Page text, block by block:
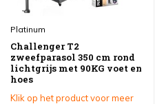
Platinum
Challenger T2
zweefparasol 350 cm rond
lichtgrijs met 90KG voet en
hoes
Klik op het product voor meer